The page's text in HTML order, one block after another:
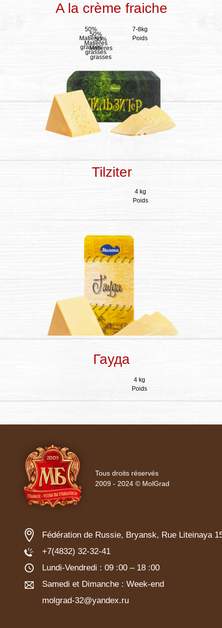
A la crème fraiche
50%
Matières
grasses
7-8kg
Poids
Tilziter
4 kg
Poids
Гауда
4 kg
Poids
50%
Matières
grasses
50%
Matières
grasses